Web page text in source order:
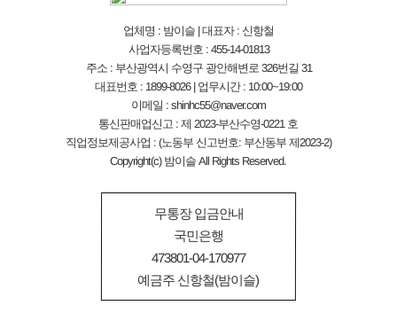
업체명 : 밤이슬 | 대표자 : 신항철
사업자등록번호 : 455-14-01813
주소 : 부산광역시 수영구 광안해변로 326번길 31
대표번호 : 1899-8026 | 업무시간 : 10:00~19:00
이메일 : shinhc55@naver.com
통신판매업신고 : 제 2023-부산수영-0221 호
직업정보제공사업 : (노동부 신고번호: 부산동부 제2023-2)
Copyright(c) 밤이슬 All Rights Reserved.
무통장 입금안내
국민은행
473801-04-170977
예금주 신항철(밤이슬)